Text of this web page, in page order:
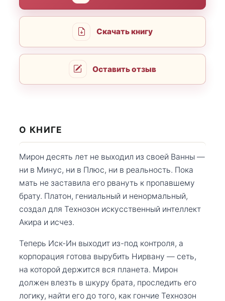
Скачать книгу
Оставить отзыв
О КНИГЕ
Мирон десять лет не выходил из своей Ванны —
ни в Минус, ни в Плюс, ни в реальность. Пока
мать не заставила его рвануть к пропавшему
брату. Платон, гениальный и ненормальный,
создал для Технозон искусственный интеллект
Акира и исчез.
Теперь Иск-Ин выходит из-под контроля, а
корпорация готова вырубить Нирвану — сеть,
на которой держится вся планета. Мирон
должен влезть в шкуру брата, проследить его
логику, найти его до того, как гончие Технозон